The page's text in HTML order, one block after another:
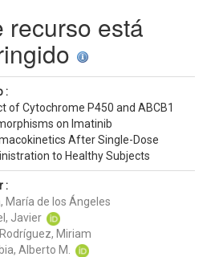
recurso está
:
of Cytochrome P450 and ABCB1
on Imatinib
After Single-Dose
to Healthy Subjects
:
María de los Ángeles
Javier
Miriam
Alberto M.